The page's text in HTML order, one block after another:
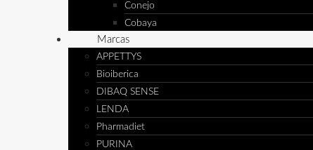
Conejo
Cobaya
Marcas
APPETTYS
Bioiberica
DIBAQ SENSE
LENDA
Pharmadiet
PURINA